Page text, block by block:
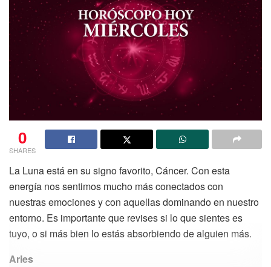
0
SHARES
La Luna está en su signo favorito, Cáncer. Con esta
energía nos sentimos mucho más conectados con
nuestras emociones y con aquellas dominando en nuestro
entorno. Es importante que revises si lo que sientes es
tuyo, o si más bien lo estás absorbiendo de alguien más.
Aries